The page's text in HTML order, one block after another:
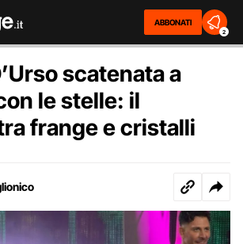
ABBONATI
2
scatenata a
le stelle: il
frange e cristalli